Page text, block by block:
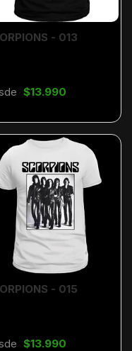
- 013
$13.990
- 015
$13.990